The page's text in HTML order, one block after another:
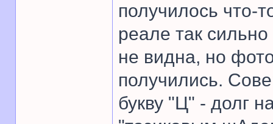
получилось что-
реале так
не видна, но
получились.
букву "Ц" - долг